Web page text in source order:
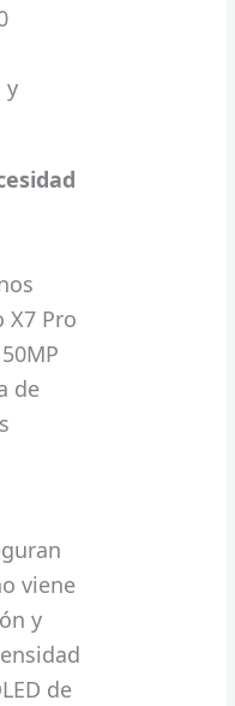
y
X7 Pro
de
viene
y
de